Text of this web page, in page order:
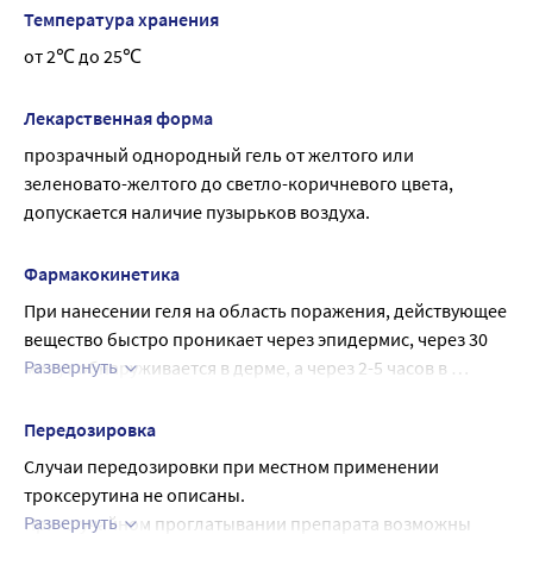
противосвертывающее и антиоксидантное действие.
Участвует в окислительно-восстановительных процессах,
блокирует гиалуронидазу, стабилизирует гиалуроновую
проницаемость и ломкость капилляров, повышает их
тонус. Увеличивает плотность сосудистой стенки,
уменьшает экссудацию жидкой части плазмы и диапедез
клеток крови.
прилипание к ее поверхности тромбоцитов. Нетоксичен,
имеет большую широту терапевтического действия.
Температура хранения
от 2℃ до 25℃
Лекарственная форма
прозрачный однородный гель от желтого или
зеленовато-желтого до светло-коричневого цвета,
допускается наличие пузырьков воздуха.
Фармакокинетика
При нанесении геля на область поражения, действующее
вещество быстро проникает через эпидермис, через 30
минут обнаруживается в дерме, а через 2-5 часов в
Развернуть
Передозировка
Случаи передозировки при местном применении
троксерутина не описаны.
При случайном проглатывании препарата возможны
Развернуть